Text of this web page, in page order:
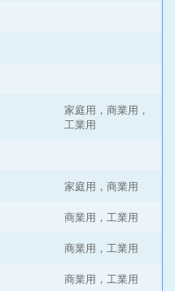
家庭用，商業用，
工業用
家庭用，商業用
商業用，工業用
商業用，工業用
商業用，工業用